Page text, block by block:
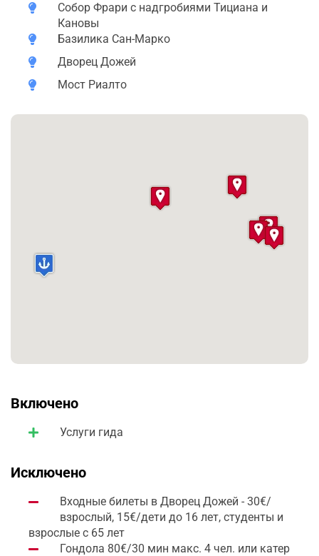
откроете для себя очарование внутренних каналов
Венеции, увидите места которые ещё не открыты для
туризма.
На второй день помогу организовать острова Мурано
и Бурано
Собор Фрари с надгробиями Тициана и
Кановы
Базилика Сан-Марко
Дворец Дожей
Мост Риалто
Включено
Услуги гида
Исключено
Входные билеты в Дворец Дожей - 30€/
взрослый, 15€/дети до 16 лет, студенты и
взрослые с 65 лет
Гондола 80€/30 мин макс. 4 чел. или катер